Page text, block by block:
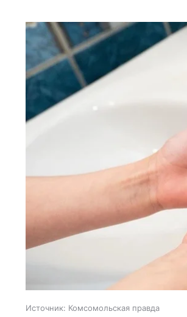
Источник: Комсомольская правда